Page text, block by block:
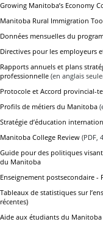
Growing Manitoba’s Economy
Manitoba Rural Immigration
Données mensuelles du
Directives pour les employeurs
Rapports annuels et plans
professionnelle (en anglais
Protocole et Accord provincial-
Profils de métiers du Manitoba
Stratégie d’éducation
Manitoba College Review (PDF,
Guide pour des politiques
du Manitoba
Enseignement postsecondaire -
Tableaux de statistiques sur
récentes)
Aide aux étudiants du